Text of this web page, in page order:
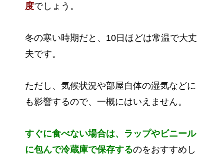
度でしょう。
冬の寒い時期だと、10日ほどは常温で大丈
夫です。
ただし、気候状況や部屋自体の湿気などに
も影響するので、一概にはいえません。
すぐに食べない場合は、ラップやビニール
に包んで冷蔵庫で保存するのをおすすめし